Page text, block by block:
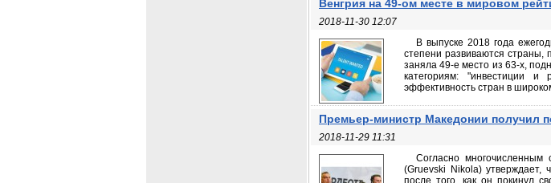
Венгрия на 49-ом месте в мировом
2018-11-30 12:07
В выпуске 2018 года
степени развиваются страны,
заняла 49-е место из 63-х,
категориям: "инвестиции и
эффективность стран в
Премьер-министр Македонии получил
2018-11-29 11:31
Согласно
(Gruevski Nikola) утверждает,
после того, как он покинул